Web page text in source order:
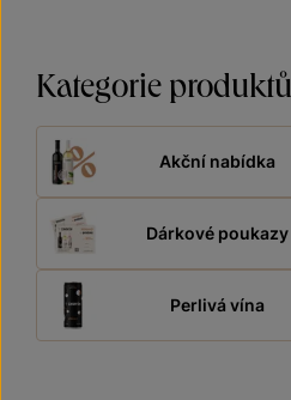
Kategorie produktů
Akční nabídka
Dárkové poukazy
Perlivá vína